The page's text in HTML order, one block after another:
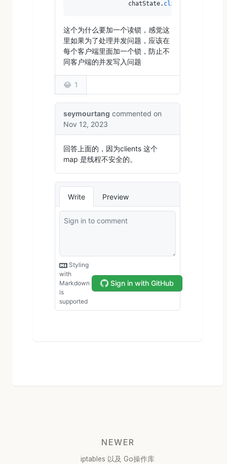
NEWER
iptables 以及 Go操作库